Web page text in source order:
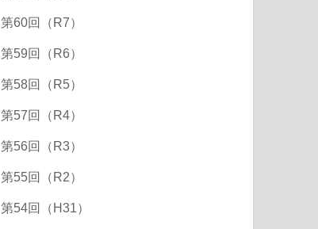
第60回（R7）
第59回（R6）
第58回（R5）
第57回（R4）
第56回（R3）
第55回（R2）
第54回（H31）